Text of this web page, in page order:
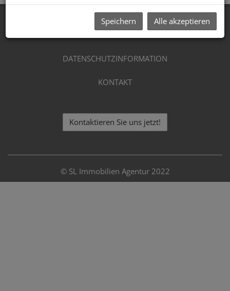
DATENSCHUTZINFORMATION
KONTAKT
Kontaktieren Sie uns jetzt!
© SL Immobilien Agentur 2022
Speichern Alle akzeptieren